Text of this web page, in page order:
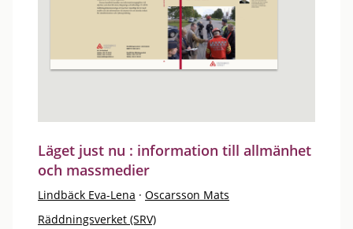
Läget just nu : information till allmänhet
och massmedier
Lindbäck Eva-Lena · Oscarsson Mats
Räddningsverket (SRV)